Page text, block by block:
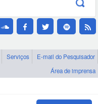
Serviços
E-mail do Pesquisador
Área de imprensa